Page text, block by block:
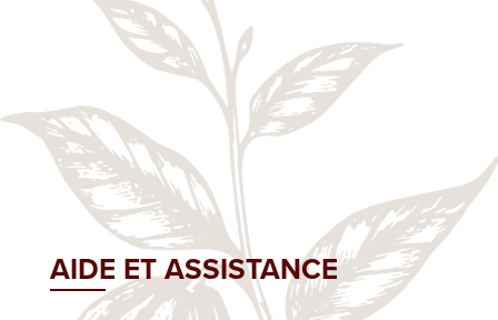
AIDE ET ASSISTANCE